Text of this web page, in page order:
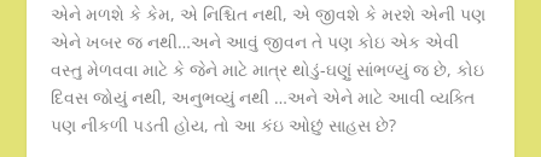
એને મળશે કે કેમ, એ નિશ્ચિત નથી, એ જીવશે કે મરશે એની પણ
એને ખબર જ નથી…અને આવું જીવન તે પણ કોઇ એક એવી
વસ્તુ મેળવવા માટે કે જેને માટે માત્ર થોડું-ઘણું સાંભળ્યું જ છે, કોઇ
દિવસ જોયું નથી, અનુભવ્યું નથી …અને એને માટે આવી વ્યક્તિ
પણ નીકળી પડતી હોય, તો આ કંઇ ઓછું સાહસ છે?